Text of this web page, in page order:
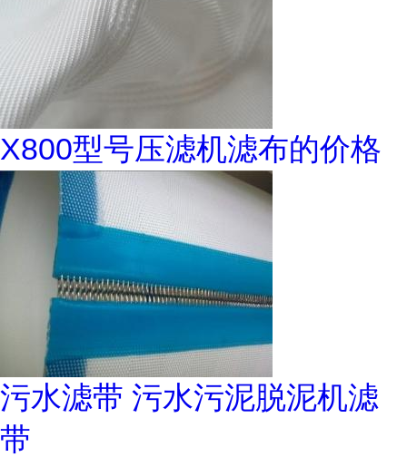
X800型号压滤机滤布的价格
污水滤带 污水污泥脱泥机滤
带